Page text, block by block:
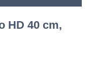
HD 40 cm,